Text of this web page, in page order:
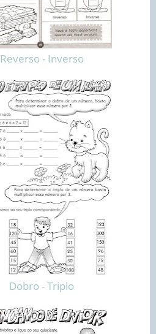
Reverso - Inverso
Dobro - Triplo